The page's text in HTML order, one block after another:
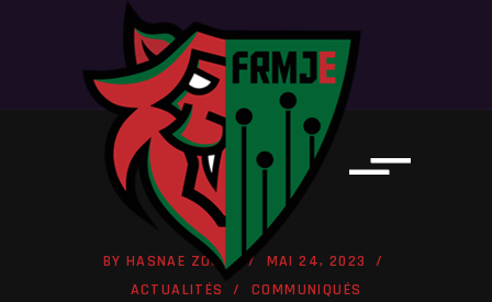
BY HASNAE ZOUMI
MAI 24, 2023
ACTUALITÉS
COMMUNIQUÉS